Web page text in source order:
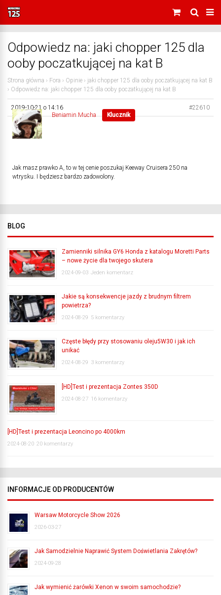
Odpowiedz na: jaki chopper 125 dla
ooby poczatkującej na kat B
Strona główna › Fora › Opinie › jaki chopper 125 dla ooby poczatkującej na kat B
› Odpowiedz na: jaki chopper 125 dla ooby poczatkującej na kat B
2019-10-21 o 14:16
#22610
Beniamin Mucha
Klucznik
Jak masz prawko A, to w tej cenie poszukaj Keeway Cruisera 250 na
wtrysku. I będziesz bardzo zadowolony.
BLOG
Zamienniki silnika GY6 Honda z katalogu Moretti Parts
– nowe życie dla twojego skutera
2024-09-03 Jeden komentarz
Jakie są konsekwencje jazdy z brudnym filtrem
powietrza?
2024-08-29 5 komentarzy
Częste błędy przy stosowaniu oleju5W30 i jak ich
unikać
2024-08-29 3 komentarzy
[HD]Test i prezentacja Zontes 350D
2024-08-27 16 komentarzy
[HD]Test i prezentacja Leoncino po 4000km
2024-08-20 20 komentarzy
INFORMACJE OD PRODUCENTÓW
Warsaw Motorcycle Show 2026
2026-03-27
Jak Samodzielnie Naprawić System Doświetlania Zakrętów?
2024-09-28
Jak wymienić żarówki Xenon w swoim samochodzie?